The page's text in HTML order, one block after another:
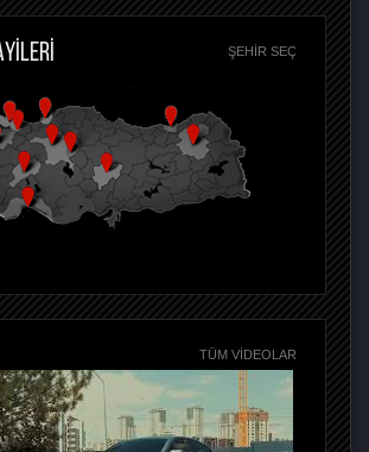
ŞEHIR SEÇ
TÜM VIDEOLAR